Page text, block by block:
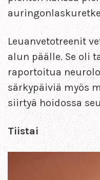
Leuanvetotreenit
alun päälle. Se oli
raportoitua
särkypäiviä myös
siirtyä hoidossa
Tiistai